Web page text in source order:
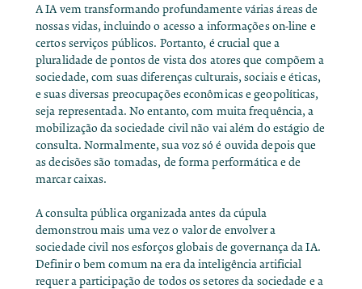
A IA vem transformando profundamente várias áreas de
nossas vidas, incluindo o acesso a informações on-line e
certos serviços públicos. Portanto, é crucial que a
pluralidade de pontos de vista dos atores que compõem a
sociedade, com suas diferenças culturais, sociais e éticas,
e suas diversas preocupações econômicas e geopolíticas,
seja representada. No entanto, com muita frequência, a
mobilização da sociedade civil não vai além do estágio de
consulta. Normalmente, sua voz só é ouvida depois que
as decisões são tomadas, de forma performática e de
marcar caixas.
A consulta pública organizada antes da cúpula
demonstrou mais uma vez o valor de envolver a
sociedade civil nos esforços globais de governança da IA.
Definir o bem comum na era da inteligência artificial
requer a participação de todos os setores da sociedade e a